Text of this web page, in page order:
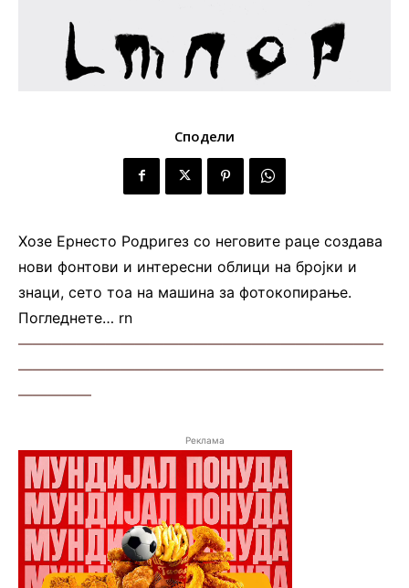
Сподели
Хозе Ернесто Родригез со неговите раце создава
нови фонтови и интересни облици на бројки и
знаци, сето тоа на машина за фотокопирање.
Погледнете… rn
—————————————————————————
—————————————————————————
—————
Реклама